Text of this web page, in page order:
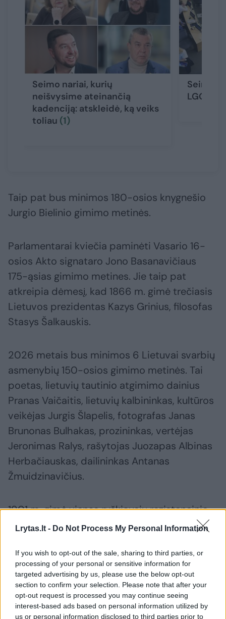
Lrytas.lt - Do Not Process My Personal Information
If you wish to opt-out of the sale, sharing to third parties, or
processing of your personal or sensitive information for
targeted advertising by us, please use the below opt-out
section to confirm your selection. Please note that after your
opt-out request is processed you may continue seeing
interest-based ads based on personal information utilized by
us or personal information disclosed to third parties prior to
Seimo nariai, kurių
neišvysime ateinančią
kadenciją: atskleidė, ką veiks
toliau (1)
Seimui
Taip pat bus minimos 180-osios knygnešio
Jurgio Bielinio gimimo metinės.
Parlamentarai kviečia paminėti Vasario 16-
osios Akto signataro Jono Basanavičiaus
175-ąsias gimimo metines. Jie taip pat
atkreipia dėmesį, kad 1866 m. gimė trečiasis
Lietuvos prezidentas Kazys Grinius, filosofas
Stasys Šalkauskis.
2026 metais bus minimos 6 Lietuvai svarbių
asmenybių 150-osios gimimo metinės. Tai
poetas, lietuvių tautinio atgimimo dainius
Pranas Vaičaitis, lietuvių kalbininkas, kultūros
veikėjas Jurgis Šlapelis, fotografas Janas
Brunonas Bulhakas, prozininkas, vertėjas
Jeronimas Ralys, rašytojas Juozapas Albinas
Herbačiauskas, dailininkas Antanas
Žmuidzinavičius.
1901 m. gimė vienas ryškiausių rezistencinio
pasipriešinimo sovietų okupantams Lietuvos
Juozas Vitkus-Kazimieraitis, taip pat
dramaturgas, prozininkas Juozas Grušas,
agronomė Sofija Janina Lukauskaitė-
Jasaitienė. 2026 m. bus minimos 125-osios
jų gimimo metinės.